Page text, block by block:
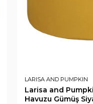
LARISA AND PUMPKIN
Larisa and
Havuzu Gümüş